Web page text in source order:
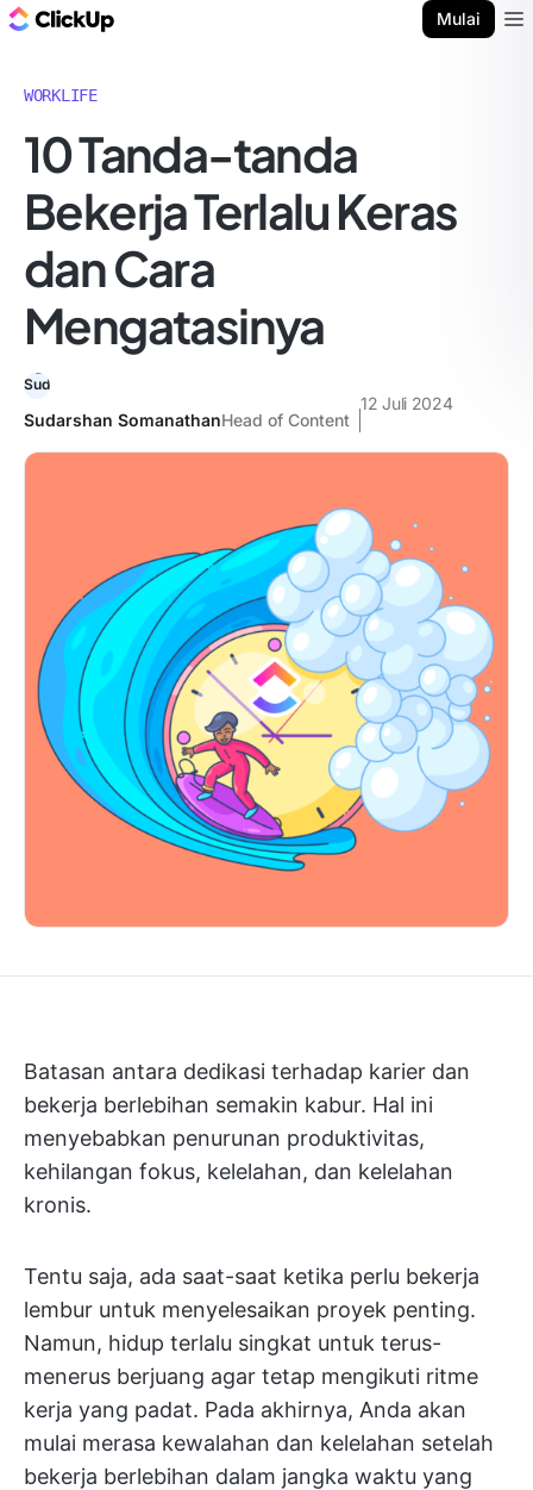
Mulai
WORKLIFE
10 Tanda-tanda
Bekerja Terlalu Keras
dan Cara
Mengatasinya
Sudarshan SomanathanHead of Content
12 Juli 2024
Batasan antara dedikasi terhadap karier dan
bekerja berlebihan semakin kabur. Hal ini
menyebabkan penurunan produktivitas,
kehilangan fokus, kelelahan, dan kelelahan
kronis.
Tentu saja, ada saat-saat ketika perlu bekerja
lembur untuk menyelesaikan proyek penting.
Namun, hidup terlalu singkat untuk terus-
menerus berjuang agar tetap mengikuti ritme
kerja yang padat. Pada akhirnya, Anda akan
mulai merasa kewalahan dan kelelahan setelah
bekerja berlebihan dalam jangka waktu yang